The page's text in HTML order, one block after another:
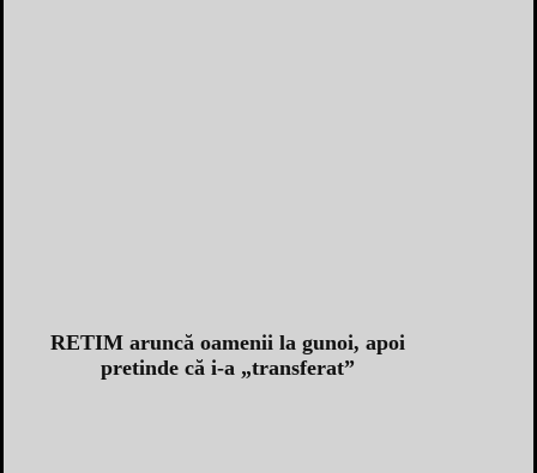
RETIM aruncă oamenii la gunoi, apoi
pretinde că i-a „transferat”